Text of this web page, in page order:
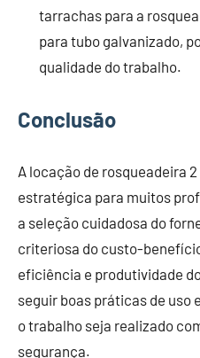
tarrachas para a
para tubo galvanizado,
qualidade do trabalho.
Conclusão
A locação de rosqueadeira
estratégica para muitos
a seleção cuidadosa do
criteriosa do custo-
eficiência e produtividade
seguir boas práticas de uso
o trabalho seja realizado
segurança.